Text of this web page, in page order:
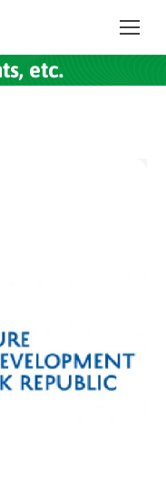
etc.